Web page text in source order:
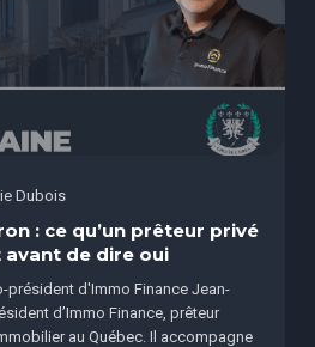
Dubois
: ce qu’un prêteur privé
avant de dire oui
président d'Immo Finance Jean-
d’Immo Finance, prêteur
au Québec. Il accompagne